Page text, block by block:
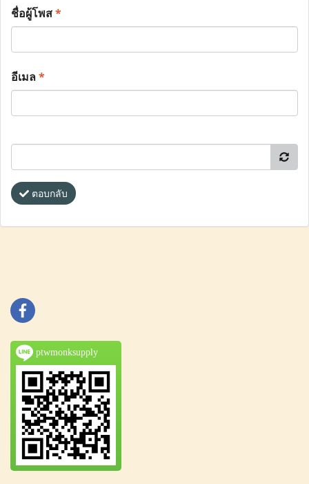
ชื่อผู้โพส*
อีเมล*
ตอบกลับ
ptwmonksupply